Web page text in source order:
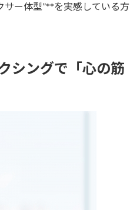
ー体型”**を実感している方
シングで「心の筋